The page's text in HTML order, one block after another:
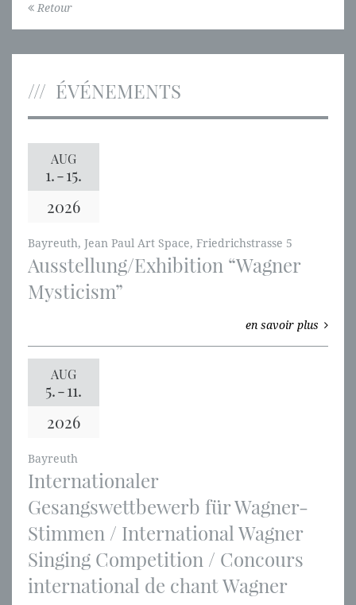
Retour
ÉVÉNEMENTS
AUG
1.-15.
2026
Bayreuth, Jean Paul Art Space, Friedrichstrasse 5
Ausstellung/Exhibition “Wagner
Mysticism”
en savoir plus
AUG
5.-11.
2026
Bayreuth
Internationaler
Gesangswettbewerb für Wagner-
Stimmen / International Wagner
Singing Competition / Concours
international de chant Wagner